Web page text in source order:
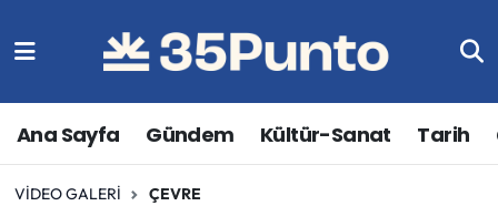
Ana Sayfa Gündem Kültür-Sanat Tarih
VIDEO GALERI ÇEVRE